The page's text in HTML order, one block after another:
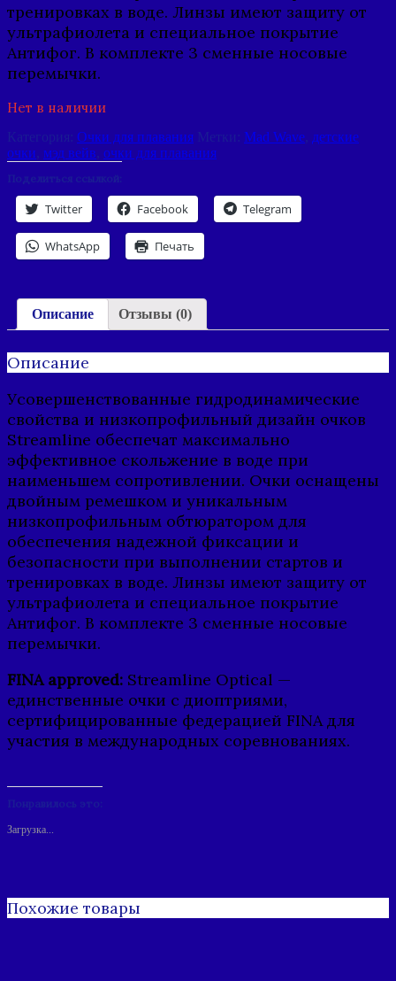
тренировках в воде. Линзы имеют защиту от
ультрафиолета и специальное покрытие
Антифог. В комплекте 3 сменные носовые
перемычки.
Нет в наличии
Категория: Очки для плавания Метки: Mad Wave детские
очки мэд вейв очки для плавания
Поделиться ссылкой:
Twitter Facebook Telegram
WhatsApp Печать
Описание Отзывы (0)
Описание
Усовершенствованные гидродинамические
свойства и низкопрофильный дизайн очков
Streamline обеспечат максимально
эффективное скольжение в воде при
наименьшем сопротивлении. Очки оснащены
двойным ремешком и уникальным
низкопрофильным обтюратором для
обеспечения надежной фиксации и
безопасности при выполнении стартов и
тренировках в воде. Линзы имеют защиту от
ультрафиолета и специальное покрытие
Антифог. В комплекте 3 сменные носовые
перемычки.
FINA approved: Streamline Optical —
единственные очки с диоптриями,
сертифицированные федерацией FINA для
участия в международных соревнованиях.
Понравилось это:
Загрузка...
Похожие товары